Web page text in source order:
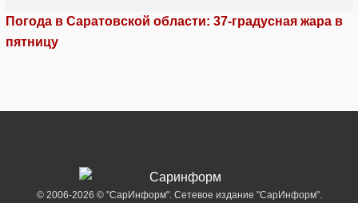
Погода в Саратовской области: 37-градусная жара в
пятницу
© 2006-2026 © "СарИнформ". Сетевое издание "СарИнформ".